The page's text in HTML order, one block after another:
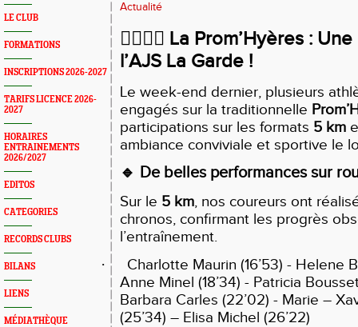
LE CLUB
FORMATIONS
INSCRIPTIONS 2026-2027
TARIFS LICENCE 2026-
2027
HORAIRES
ENTRAINEMENTS
2026/2027
EDITOS
CATEGORIES
RECORDS CLUBS
BILANS
LIENS
MÉDIATHÈQUE
Actualité
🏃‍♀️🏃‍♂️ La Prom’Hyères :
l’AJS La Garde !
Le week-end dernier, plusieurs
engagés sur la traditionnelle
participations sur les formats 5 km
ambiance conviviale et sportive le
🔹 De belles performances sur
Sur le 5 km, nos coureurs ont
chronos, confirmant les progrès
l’entraînement.
·
Charlotte Maurin (16’53) - Helene
Anne Minel (18’34) - Patricia
Barbara Carles (22’02) - Marie –
(25’34) – Elisa Michel (26’22)